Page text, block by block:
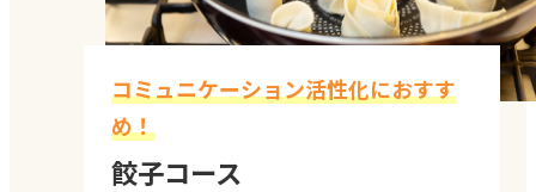
人～
料金は参加人数によって
問い合わせください。
コミュニケーション活性化におすす
め！
餃子コース